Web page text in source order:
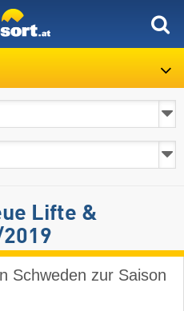
Lifte &
Schweden zur Saison